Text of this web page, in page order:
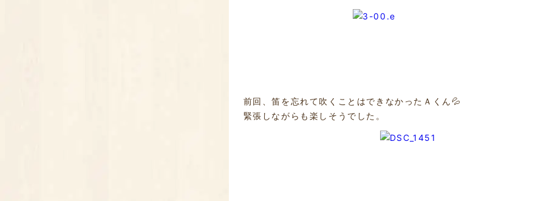
前回、笛を忘れて吹くことはできなかったＡくん💦
緊張しながらも楽しそうでした。